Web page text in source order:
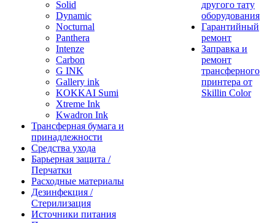
Solid
Dynamic
Nocturnal
Panthera
Intenze
Carbon
G INK
Gallery ink
KOKKAI Sumi
Xtreme Ink
Kwadron Ink
Трансферная бумага и
принадлежности
Средства ухода
Барьерная защита /
Перчатки
Расходные материалы
Дезинфекция /
Стерилизация
Источники питания
другого тату
оборудования
Гарантийный
ремонт
Заправка и
ремонт
трансферного
принтера от
Skillin Color